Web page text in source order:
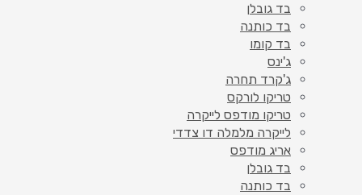
בד גובלן
בד כותנה
בד קומו
ג'ינס
ג'קרד תחרה
טריקו לורקס
טריקו מודפס לייקרה
לייקרה מלמלה דו צדדי
אריג מודפס
בד גובלן
בד כותנה